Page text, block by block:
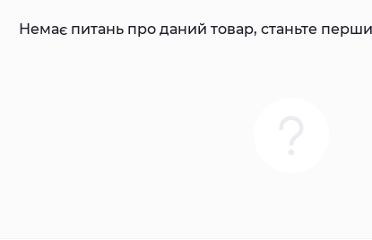
Немає питань про даний товар, станьте